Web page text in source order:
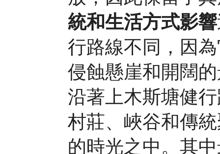
統和生活方式影響
行路線不同，因
侵蝕懸崖和開闊
沿著上木斯塘健
村莊、峽谷和傳
的時光之中。其